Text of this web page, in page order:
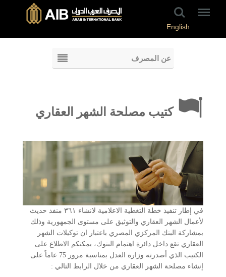
English
عن المصرف
كتيب مصلحة الشهر العقاري
في إطار تنفيذ خطة التغطية الاعلامية لانشاء ٣٦١ منفذ حديث
لأعمال الشهر العقاري والتوثيق على مستوى الجمهورية وذلك
بمشاركة البنك المركزي المصري باعتبار ان توكيلات الشهر
العقاري تقع داخل دائرة اهتمام البنوك، يمكنكم الاطلاع على
الكتيب الذي أصدرته وزارة العدل بمناسبة مرور 75 عاماً على
إنشاء مصلحة الشهر العقاري من خلال الرابط التالي :